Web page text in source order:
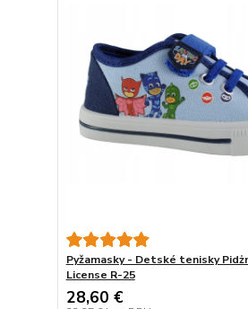
Pyžamasky - Detské tenisky
License R-25
28,60 €